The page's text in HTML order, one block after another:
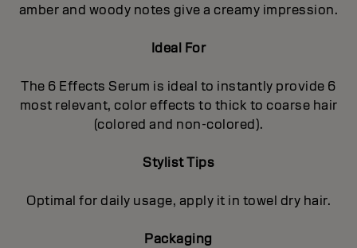
amber and woody notes give a creamy impression.
Ideal For
The 6 Effects Serum is ideal to instantly provide 6
most relevant, color effects to thick to coarse hair
(colored and non-colored).
Stylist Tips
Optimal for daily usage, apply it in towel dry hair.
Packaging